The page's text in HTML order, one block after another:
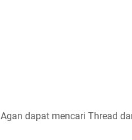
Agan dapat mencari Thread